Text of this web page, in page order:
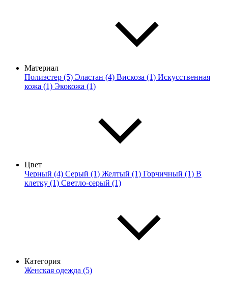
Материал
Полиэстер (5) Эластан (4) Вискоза (1) Искусственная
кожа (1) Экокожа (1)
Цвет
Черный (4) Серый (1) Желтый (1) Горчичный (1) В
клетку (1) Светло-серый (1)
Категория
Женская одежда (5)